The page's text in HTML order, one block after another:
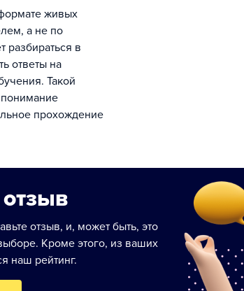
а не по
разбираться в
ответы на
Такой
прохождение
отзыв, и, может быть, это
Кроме этого, из ваших
наш рейтинг.